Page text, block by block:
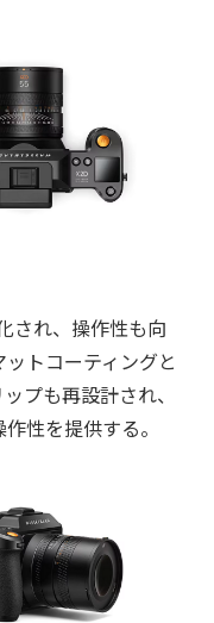
され、操作性も向
トコーティングと
プも再設計され、
性を提供する。